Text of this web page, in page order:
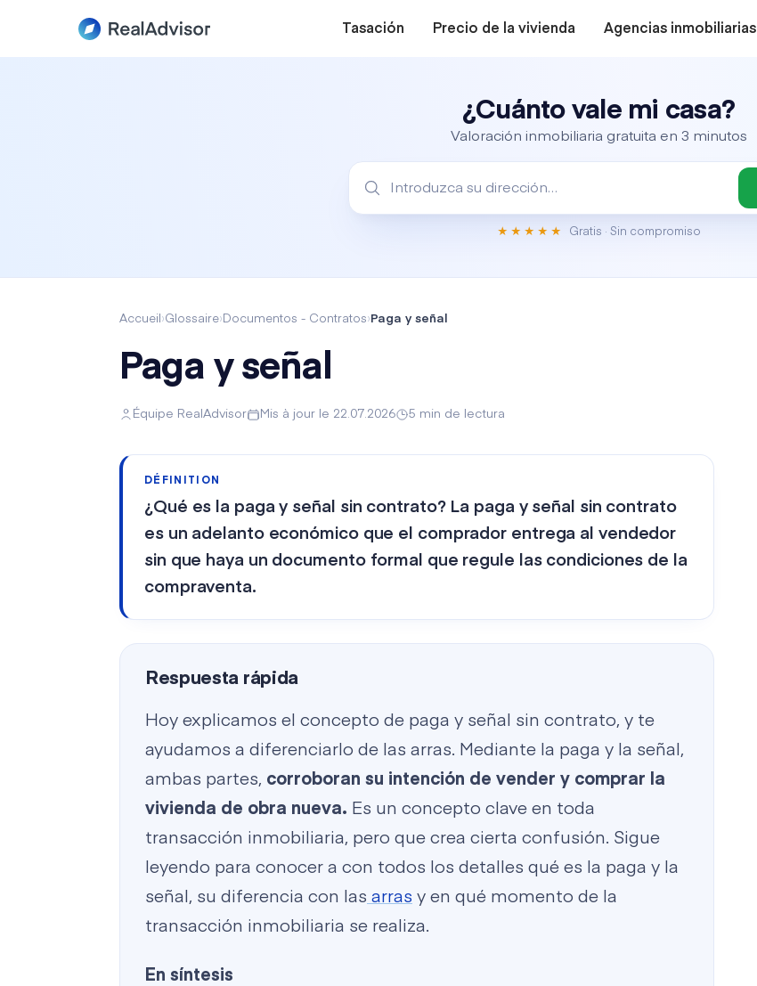
Tasación Precio de la vivienda Agencias inmobiliarias
¿Cuánto vale mi casa?
Valoración inmobiliaria gratuita en 3 minutos
★★★★★ Gratis · Sin compromiso
Accueil ›Glossaire› Documentos - Contratos› Paga y señal
Paga y señal
Équipe RealAdvisor Mis à jour le 22.07.2026 5 min de lectura
DÉFINITION
¿Qué es la paga y señal sin contrato? La paga y señal sin contrato
es un adelanto económico que el comprador entrega al vendedor
sin que haya un documento formal que regule las condiciones de la
compraventa.
Respuesta rápida
Hoy explicamos el concepto de paga y señal sin contrato, y te
ayudamos a diferenciarlo de las arras. Mediante la paga y la señal,
ambas partes, corroboran su intención de vender y comprar la
vivienda de obra nueva. Es un concepto clave en toda
transacción inmobiliaria, pero que crea cierta confusión. Sigue
leyendo para conocer a con todos los detalles qué es la paga y la
señal, su diferencia con las arras y en qué momento de la
transacción inmobiliaria se realiza.
En síntesis